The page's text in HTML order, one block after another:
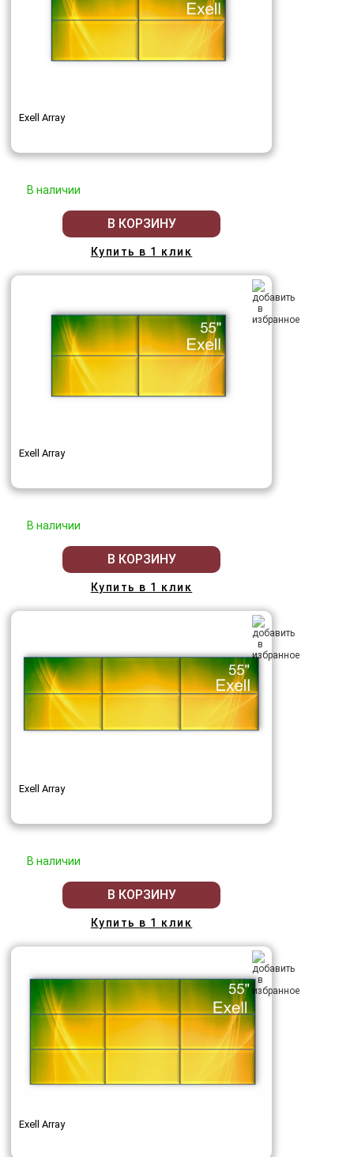
Exell Array
В наличии
В КОРЗИНУ
Купить в 1 клик
Exell Array
В наличии
В КОРЗИНУ
Купить в 1 клик
Exell Array
В наличии
В КОРЗИНУ
Купить в 1 клик
Exell Array